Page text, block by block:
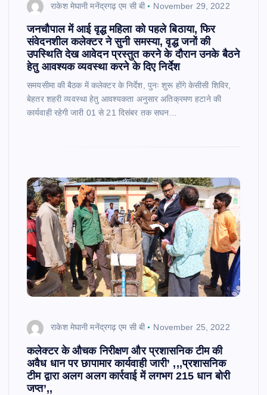
राकेश मेघानी मनेंद्रगढ़ एम सी बी November 29, 2022
जनचौपाल में आई वृद्ध महिला को पहले बिठाया, फिर
संवेदनशील कलेक्टर ने सुनी समस्या, वृद्ध जनों की
उपस्थिति देख आवेदन प्रस्तुत करने के दौरान उनके बैठने
हेतु आवश्यक व्यवस्था करने के दिए निर्देश
समयसीमा की बैठक में कलेक्टर के निर्देश, पुनः शुरू होंगे केसीसी शिविर,
बेहतर शहरी व्यवस्था हेतु आवश्यकता अनुसार अतिक्रमण हटाने की
कार्यवाही रहेगी जारी 01 से 21 दिसंबर तक सघन…
राकेश मेघानी मनेंद्रगढ़ एम सी बी November 25, 2022
कलेक्टर के औचक निरीक्षण और प्रशासनिक टीम की
अवैध धान पर छापामार कार्यवाही जारी’ ,,,प्रशासनिक
टीम द्वारा अलग अलग कार्रवाई में लगभग 215 धान बोरी
जप्त’,,